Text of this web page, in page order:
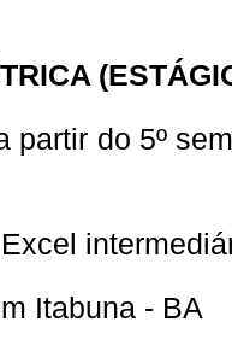
partir do 5º
Itabuna - BA